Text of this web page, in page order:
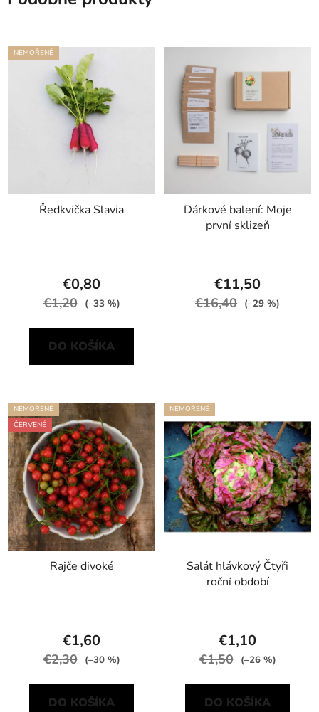
NEMOŘENÉ
Ředkvička Slavia
€0,80
€1,20 (–33 %)
DO KOŠÍKA
Dárkové balení: Moje
první sklizeň
€11,50
€16,40 (–29 %)
NEMOŘENÉ
ČERVENÉ
Rajče divoké
€1,60
€2,30 (–30 %)
DO KOŠÍKA
NEMOŘENÉ
Salát hlávkový Čtyři
roční období
€1,10
€1,50 (–26 %)
DO KOŠÍKA